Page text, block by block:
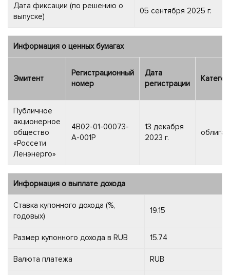
Дата фиксации (по решению о
выпуске)
05 сентября 2025 г.
Информация о ценных бумагах
Эмитент
Регистрационный
номер
Дата
регистрации
Публичное
акционерное
общество
«Россети
Ленэнерго»
4B02-01-00073-
A-001P
13 декабря
2023 г.
Информация о выплате дохода
Ставка купонного дохода (%,
годовых)
19.15
Размер купонного дохода в RUB 15.74
Валюта платежа RUB